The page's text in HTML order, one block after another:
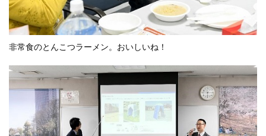
非常食のとんこつラーメン。おいしいね！